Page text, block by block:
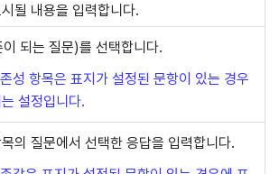
될 내용을 입력합니다.
되는 질문)를 선택합니다.
성 항목은 표지가 설정된 문항이 있는 경우
설정입니다.
의 질문에서 선택한 응답을 입력합니다.